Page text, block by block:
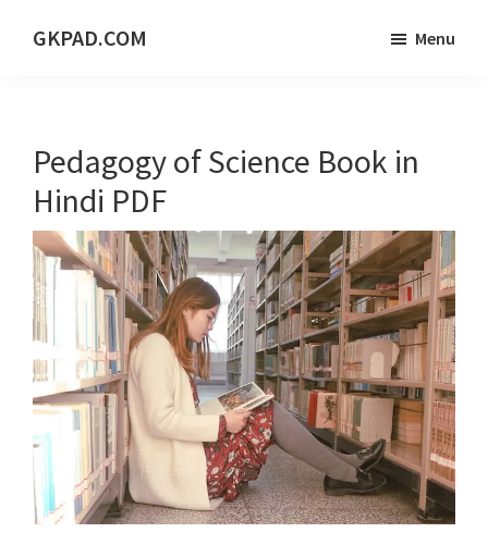
GKPAD.COM
PORTAL
Menu
Pedagogy of Science Book in
Hindi PDF